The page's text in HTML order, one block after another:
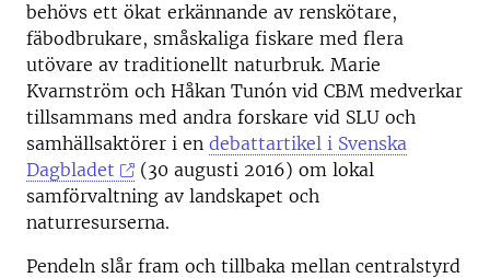
behövs ett ökat erkännande av renskötare,
fäbodbrukare, småskaliga ­fiskare med flera
utövare av traditionellt naturbruk. Marie
Kvarnström och Håkan Tunón vid CBM medverkar
tillsammans med andra forskare vid SLU och
samhällsaktörer i en debattartikel i Svenska
Dagbladet
(30 augusti 2016) om lokal
samförvaltning av landskapet och
naturresurserna.
Pendeln slår fram och tillbaka mellan centralstyrd